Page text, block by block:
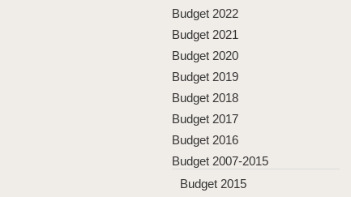
Budget 2022
Budget 2021
Budget 2020
Budget 2019
Budget 2018
Budget 2017
Budget 2016
Budget 2007-2015
Budget 2015